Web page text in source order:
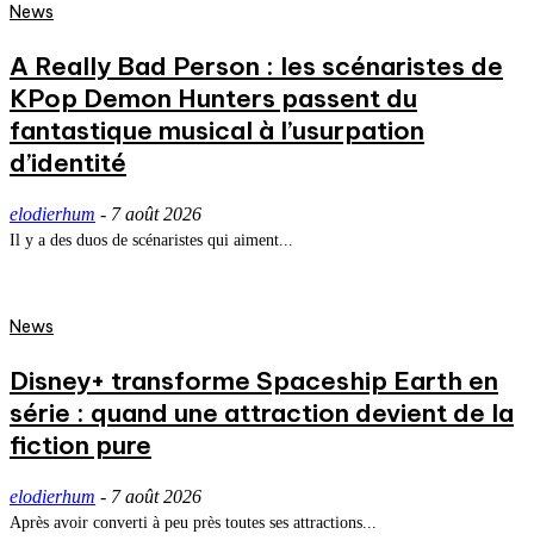
News
A Really Bad Person : les scénaristes de
KPop Demon Hunters passent du
fantastique musical à l’usurpation
d’identité
elodierhum - 7 août 2026
Il y a des duos de scénaristes qui aiment...
News
Disney+ transforme Spaceship Earth en
série : quand une attraction devient de la
fiction pure
elodierhum - 7 août 2026
Après avoir converti à peu près toutes ses attractions...